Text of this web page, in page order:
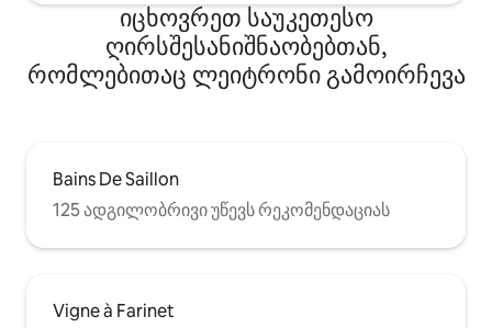
იცხოვრეთ საუკეთესო
ღირსშესანიშნაობებთან,
რომლებითაც ლეიტრონი გამოირჩევა
Bains De Saillon
125 ადგილობრივი უწევს რეკომენდაციას
Vigne à Farinet